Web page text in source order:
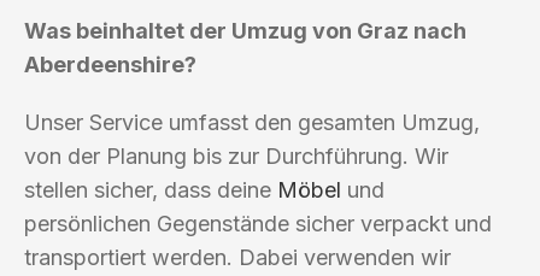
Was beinhaltet der Umzug von Graz nach
Aberdeenshire?
Unser Service umfasst den gesamten Umzug,
von der Planung bis zur Durchführung. Wir
stellen sicher, dass deine Möbel und
persönlichen Gegenstände sicher verpackt und
transportiert werden. Dabei verwenden wir